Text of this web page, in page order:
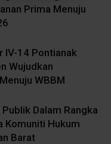
Prima Menuju
IV-14 Pontianak
Wujudkan
WBBM
Dalam Rangka
Komuniti Hukum
Barat